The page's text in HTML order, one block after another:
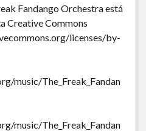
Fandango Orchestra está
Creative Commons
licenses/by-
music/The_Freak_Fandan
music/The_Freak_Fandan